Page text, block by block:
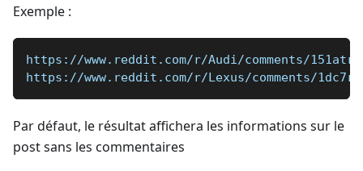
Exemple :
https://www.reddit.com/r/Audi/comments/
https://www.reddit.com/r/Lexus/comments/
Par défaut, le résultat affichera les informations sur le
post sans les commentaires